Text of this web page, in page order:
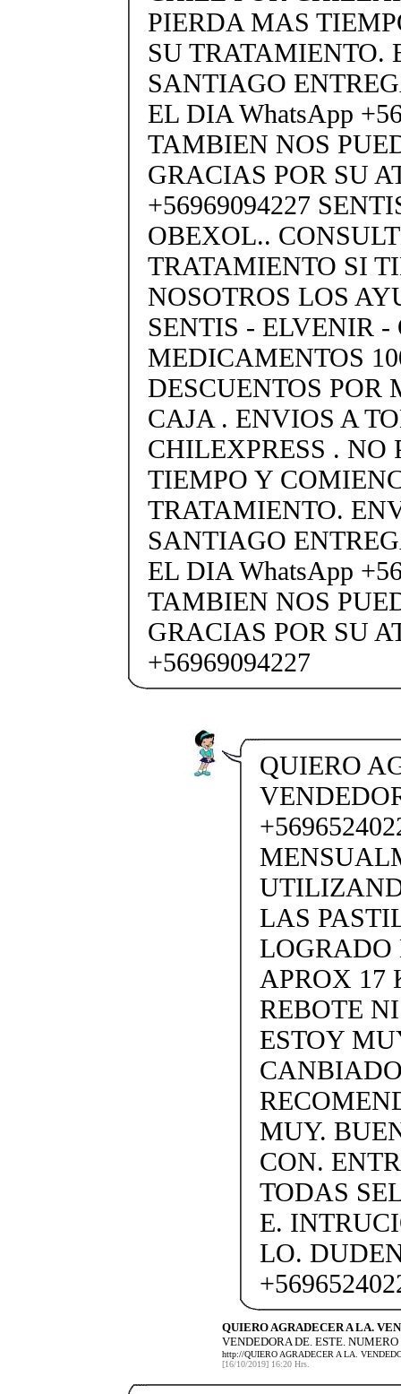
PIERDA MAS
SU TRATAMIENTO.
SANTIAGO
EL DIA WhatsApp
TAMBIEN NOS
GRACIAS POR SU
+56969094227
OBEXOL..
TRATAMIENTO SI
NOSOTROS LOS
SENTIS - ELVENIR -
MEDICAMENTOS
DESCUENTOS POR
CAJA . ENVIOS A
CHILEXPRESS . NO
TIEMPO Y
TRATAMIENTO.
SANTIAGO
EL DIA WhatsApp
TAMBIEN NOS
GRACIAS POR SU
+56969094227
QUIERO
LAS
LOGRADO
APROX 17
REBOTE
ESTOY
MUY.
CON.
TODAS
E.
LO.
QUIERO AGRADECER A LA.
VENDEDORA DE. ESTE.
http://QUIERO AGRADECER A LA.
[16/10/2019] 16:20 Hrs.